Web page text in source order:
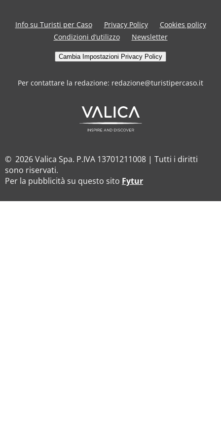
Info su Turisti per Caso Privacy Policy
Cookies policy
Condizioni d’utilizzo
Newsletter
Cambia Impostazioni Privacy Policy
Per contattare la redazione: redazione@turistipercaso.it
© 2026 Valica Spa. P.IVA 13701211008 | Tutti i diritti
sono riservati.
Per la pubblicità su questo sito Fytur